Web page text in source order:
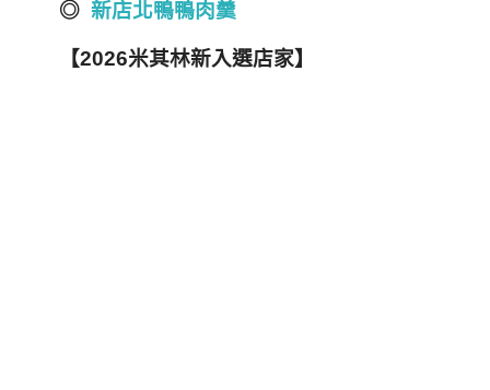
◎ 新店北鴨鴨肉羹
【2026米其林新入選店家】